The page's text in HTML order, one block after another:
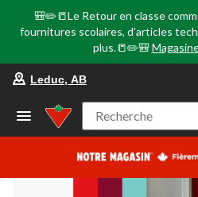
🎒✏️📒Le Retour en classe
fournitures scolaires, d'articles
plus.📒✏️🎒
Leduc, AB
Recherche